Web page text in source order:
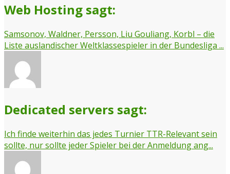
Web Hosting sagt:
Samsonov, Waldner, Persson, Liu Gouliang, Korbl – die
Liste auslandischer Weltklassespieler in der Bundesliga ...
Dedicated servers sagt:
Ich finde weiterhin das jedes Turnier TTR-Relevant sein
sollte, nur sollte jeder Spieler bei der Anmeldung ang...